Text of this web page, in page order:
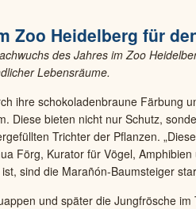
Heidelberg für
des Jahres im Zoo
Lebensräume.
ihre schokoladenbraune Färbung
bieten nicht nur Schutz,
Trichter der Pflanzen.
Förg, Kurator für Vögel,
sind die Marañón-Baumsteiger
und später die Jungfrösche